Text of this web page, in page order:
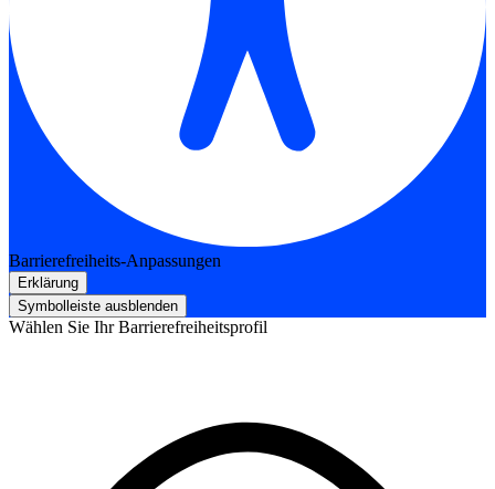
Barrierefreiheits-Anpassungen
Erklärung
Symbolleiste ausblenden
Wählen Sie Ihr Barrierefreiheitsprofil